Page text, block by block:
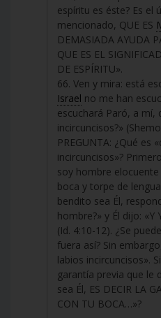
espíritu es éste? Es el
mencionado, QUE ES
DEMASIADA AYUDA
QUE ES EL
DE ESPÍRITU».
66. Ven y mira: está
Israel no me han
escuchará Paró, a mí,
incircuncisos?»
PREGUNTA: ¿Qué es
incircuncisos»?
soy hombre
boca y torpe de
bendito sea Él,
hombre?» y Él dijo:
(Id. 4:10-12). ¿Se
fuera así? Sin
labios incircuncisos».
garantía previa que le
sea Él, ES DECIR LA
CON TU BOCA…»?